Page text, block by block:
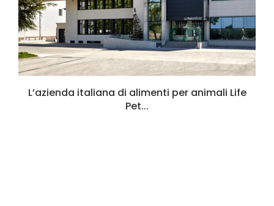
L’azienda italiana di alimenti per animali Life
Pet...